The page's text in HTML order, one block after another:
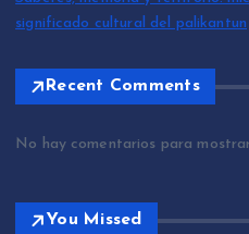
significado cultural del palikantun
Recent Comments
No hay comentarios para
You Missed